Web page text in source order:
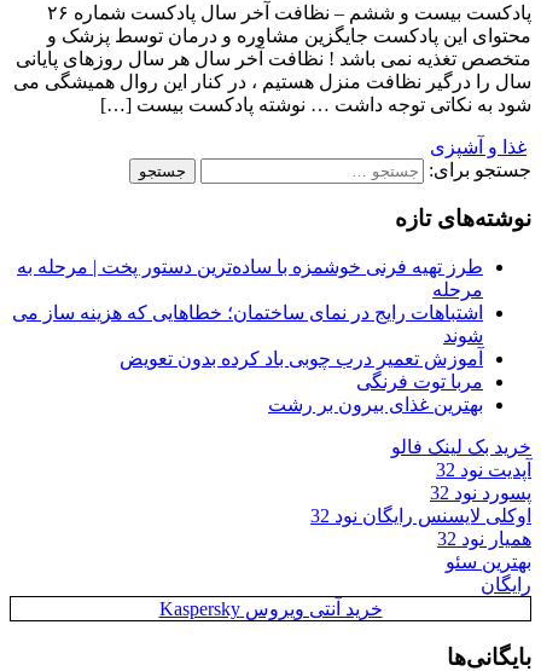
پادکست بیست و ششم – نظافت آخر سال پادکست شماره ۲۶
محتوای این پادکست جایگزین مشاوره و درمان توسط پزشک و
متخصص تغذیه نمی باشد ! نظافت آخر سال هر سال روزهای پایانی
سال را درگیر نظافت منزل هستیم ، در کنار این روال همیشگی می
شود به نکاتی توجه داشت … نوشته پادکست بیست […]
غذا و آشپزی
جستجو برای:
نوشته‌های تازه
طرز تهیه فرنی خوشمزه با ساده‌ترین دستور پخت | مرحله به
مرحله
اشتباهات رایج در نمای ساختمان؛ خطاهایی که هزینه ساز می
شوند
آموزش تعمیر درب چوبی باد کرده بدون تعویض
مربا توت فرنگی
بهترین غذای بیرون بر رشت
خرید بک لینک فالو
آپدیت نود 32
پسورد نود 32
اوکلی لایسنس رایگان نود 32
همیار نود 32
بهترین سئو
رایگان
خرید آنتی ویروس Kaspersky
بایگانی‌ها